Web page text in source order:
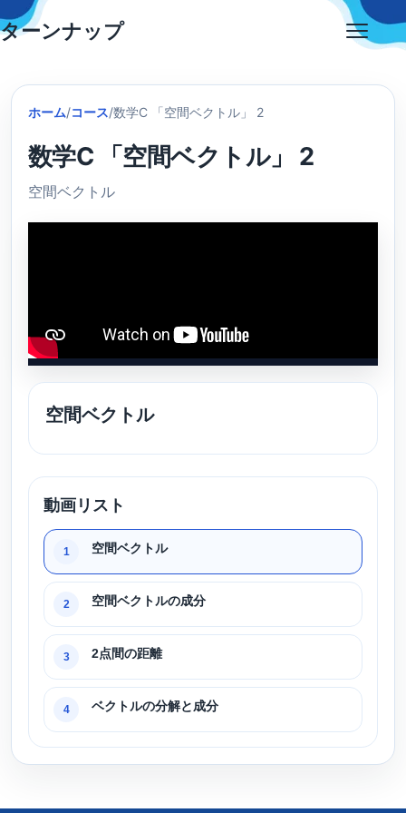
Skip
to
ターンナップ
ホーム/コース/数学C 「空間ベクトル」 2
数学C 「空間ベクトル」 2
空間ベクトル
空間ベクトル
動画リスト
1 空間ベクトル
2 空間ベクトルの成分
3 2点間の距離
4 ベクトルの分解と成分